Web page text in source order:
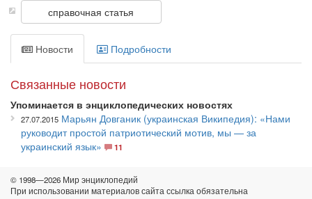
справочная статья
Новости Подробности
Связанные новости
Упоминается в энциклопедических новостях
27.07.2015 Марьян Довганик (украинская Википедия): «Нами
руководит простой патриотический мотив, мы — за
украинский язык»
11
© 1998—2026 Мир энциклопедий
При использовании материалов сайта ссылка обязательна